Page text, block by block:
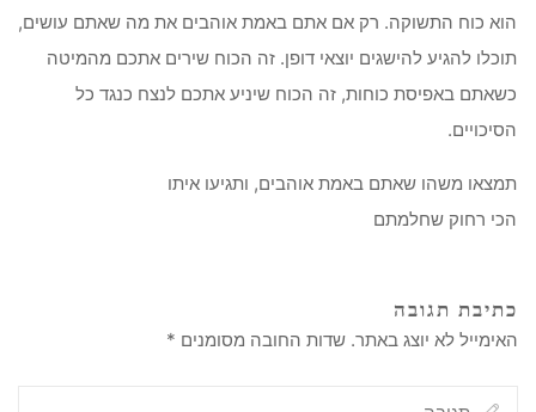
הוא כוח התשוקה. רק אם אתם באמת אוהבים את מה שאתם עושים,
תוכלו להגיע להישגים יוצאי דופן. זה הכוח שירים אתכם מהמיטה
כשאתם באפיסת כוחות, זה הכוח שיניע אתכם לנצח כנגד כל
הסיכויים.
תמצאו משהו שאתם באמת אוהבים, ותגיעו איתו
הכי רחוק שחלמתם
כתיבת תגובה
האימייל לא יוצג באתר. שדות החובה מסומנים *